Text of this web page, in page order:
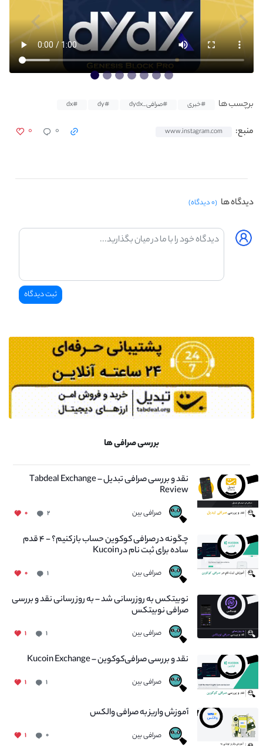
برچسب ها #خبری #صرافی_dydx #dy
#dx
منبع: www.instagram.com ۰ ۰
دیدگاه ها (۰ دیدگاه)
بررسی صرافی ها
نقد و بررسی صرافی تبدیل – Tabdeal Exchange
Review
صرافی بین ۲ ۰
چگونه در صرافی کوکوین حساب باز کنیم؟ - ۴ قدم
ساده برای ثبت نام در Kucoin
صرافی بین ۱ ۰
نوبیتکس به روزرسانی شد – به روز رسانی نقد و بررسی
صرافی نوبیتکس
صرافی بین ۱ ۱
نقد و بررسی صرافی‌کوکوین – Kucoin Exchange
صرافی بین ۱ ۱
آموزش واریز به صرافی والکس
صرافی بین ۰ ۱